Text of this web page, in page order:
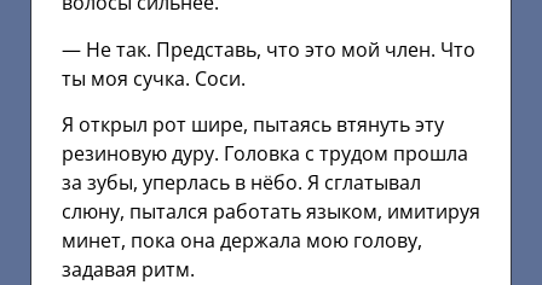
— Не так. Представь, что это мой член. Что
ты моя сучка. Соси.
Я открыл рот шире, пытаясь втянуть эту
резиновую дуру. Головка с трудом прошла
за зубы, уперлась в нёбо. Я сглатывал
слюну, пытался работать языком, имитируя
минет, пока она держала мою голову,
задавая ритм.